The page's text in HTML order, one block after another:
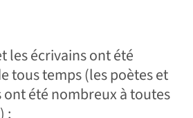
les écrivains ont été
tous temps (les poètes et
ont été nombreux à toutes